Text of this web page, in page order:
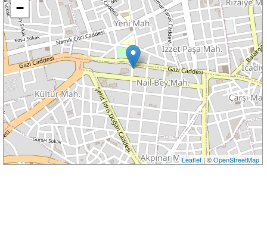
−
Leaflet| ©OpenStreetMap